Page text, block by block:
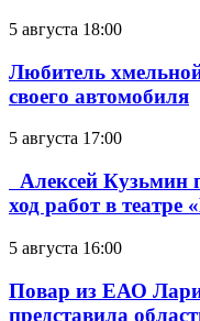
5 августа 18:00
Любитель
своего автомобиля
5 августа 17:00
Алексей Кузьмин
ход работ в театре
5 августа 16:00
Повар из ЕАО
представила